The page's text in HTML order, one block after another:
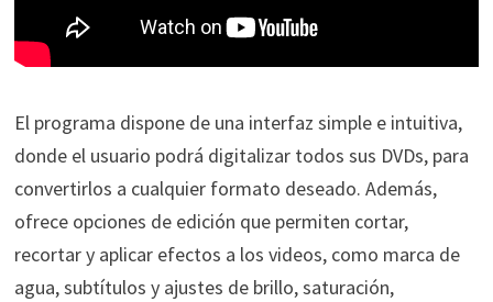
El programa dispone de una interfaz simple e intuitiva,
donde el usuario podrá digitalizar todos sus DVDs, para
convertirlos a cualquier formato deseado. Además,
ofrece opciones de edición que permiten cortar,
recortar y aplicar efectos a los videos, como marca de
agua, subtítulos y ajustes de brillo, saturación,